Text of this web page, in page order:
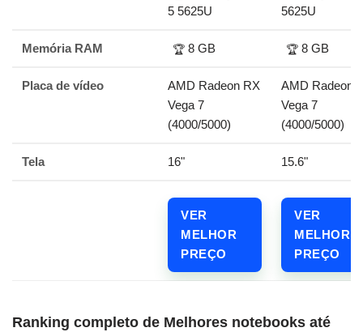
5 5625U
5625U
Memória RAM 🏆 8 GB 🏆 8 GB
Placa de vídeo
AMD Radeon RX
Vega 7
(4000/5000)
AMD Radeon
Vega 7
(4000/5000)
Tela 16" 15.6"
VER
MELHOR
PREÇO
VER
MELHOR
PREÇO
Ranking completo de Melhores notebooks até